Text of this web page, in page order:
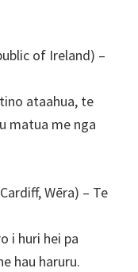
of Ireland) –
ataahua, te
matua me nga
Wēra) – Te
i huri hei pa
hau haruru.